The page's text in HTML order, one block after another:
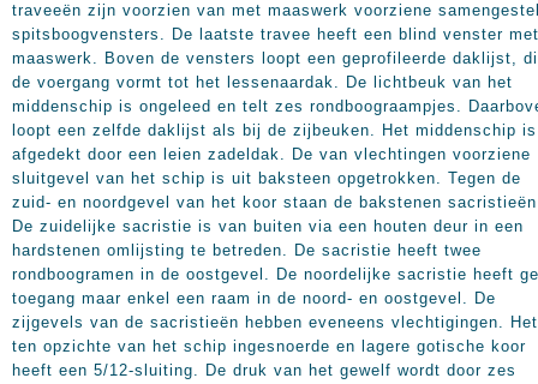
traveeën zijn voorzien van met maaswerk voorziene
spitsboogvensters. De laatste travee heeft een blind venster met
maaswerk. Boven de vensters loopt een geprofileerde daklijst,
de voergang vormt tot het lessenaardak. De lichtbeuk van het
middenschip is ongeleed en telt zes rondboograampjes.
loopt een zelfde daklijst als bij de zijbeuken. Het middenschip is
afgedekt door een leien zadeldak. De van vlechtingen voorziene
sluitgevel van het schip is uit baksteen opgetrokken. Tegen de
zuid- en noordgevel van het koor staan de bakstenen
De zuidelijke sacristie is van buiten via een houten deur in een
hardstenen omlijsting te betreden. De sacristie heeft twee
rondboogramen in de oostgevel. De noordelijke sacristie heeft
toegang maar enkel een raam in de noord- en oostgevel. De
zijgevels van de sacristieën hebben eveneens vlechtigingen. Het
ten opzichte van het schip ingesnoerde en lagere gotische koor
heeft een 5/12-sluiting. De druk van het gewelf wordt door zes